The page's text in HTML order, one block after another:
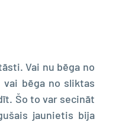
Vai nu bēga no
vai bēga no sliktas
Šo to var secināt
jaunietis bija